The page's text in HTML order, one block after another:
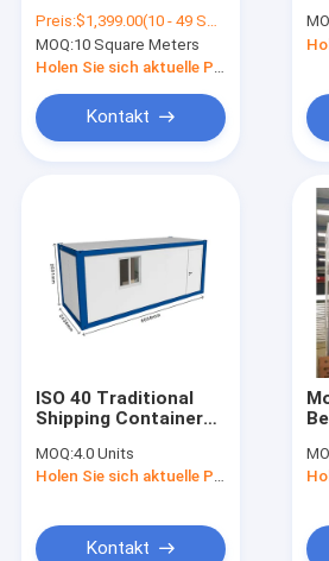
Vorgefertigtes Modulhaus
Modularer Boxhaus
Modulare Häuser aus Holz
Modulare Häuser mit Blockhütten
Modular gefertigte Häuser
Modulare Häuser im Tal
ebene Flügelfensterfenster
Fenster mit Metallgehäuse
container sandwich
panel prefab housing
prices
Preis:$1,399.00(10 - 49 Square Meters) $1,269.00(50 - 99 Square Meters) $1,195.00(100 - 999 Square Meters) $1,095.00(>=1000 Square Meters)
MOQ:10 Square Meters
Holen Sie sich aktuelle Preis
Kontakt
ISO 40 Traditional
Shipping Container
Luxury Villa Prefab
Expandable Modular
MOQ:4.0 Units
Kontakt